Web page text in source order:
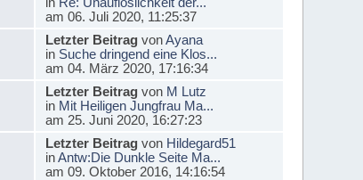
am 06. Juli 2020, 11:25:37
Letzter BeitragvonAyana
in Suche dringend eine Klos...
am 04. März 2020, 17:16:34
Letzter Beitragvon M Lutz
in Mit Heiligen Jungfrau Ma...
am 25. Juni 2020, 16:27:23
Letzter Beitragvon Hildegard51
inAntw:Die Dunkle Seite Ma...
am 09. Oktober 2016, 14:16:54